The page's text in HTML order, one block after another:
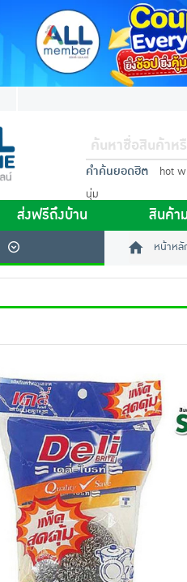
คำค้นยอดฮิต hot
นุ่ม
ส่งฟรีถึงบ้าน สินค้า
หน้าหลั